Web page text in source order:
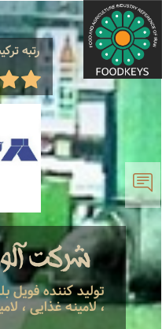
رتبه
شرکت
تولید کننده
، لامینه غذایی ،
×
معرفی
تاریخچه
لیست
محصولات